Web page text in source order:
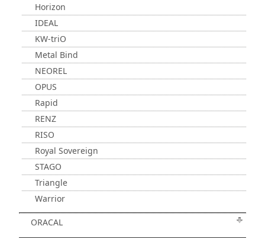
Horizon
IDEAL
KW-triO
Metal Bind
NEOREL
OPUS
Rapid
RENZ
RISO
Royal Sovereign
STAGO
Triangle
Warrior
ORACAL